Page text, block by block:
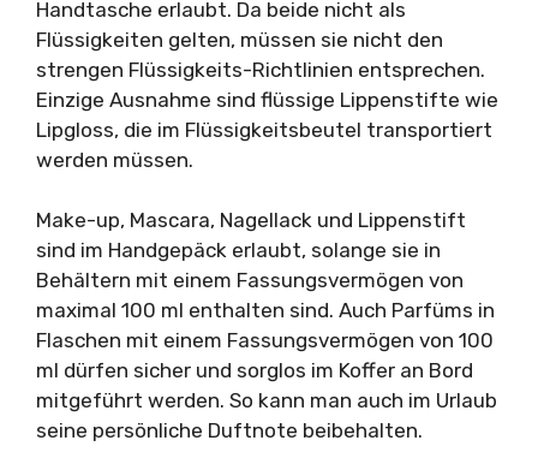
Handtasche erlaubt. Da beide nicht als
Flüssigkeiten gelten, müssen sie nicht den
strengen Flüssigkeits-Richtlinien entsprechen.
Einzige Ausnahme sind flüssige Lippenstifte wie
Lipgloss, die im Flüssigkeitsbeutel transportiert
werden müssen.
Make-up, Mascara, Nagellack und Lippenstift
sind im Handgepäck erlaubt, solange sie in
Behältern mit einem Fassungsvermögen von
maximal 100 ml enthalten sind. Auch Parfüms in
Flaschen mit einem Fassungsvermögen von 100
ml dürfen sicher und sorglos im Koffer an Bord
mitgeführt werden. So kann man auch im Urlaub
seine persönliche Duftnote beibehalten.